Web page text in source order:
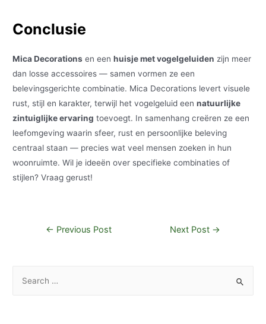
Conclusie
Mica Decorations en eenhuisje met vogelgeluiden zijn meer
dan losse accessoires — samen vormen ze een
belevingsgerichte combinatie. Mica Decorations levert visuele
rust, stijl en karakter, terwijl het vogelgeluid eennatuurlijke
zintuiglijke ervaring toevoegt. In samenhang creëren ze een
leefomgeving waarin sfeer, rust en persoonlijke beleving
centraal staan — precies wat veel mensen zoeken in hun
woonruimte. Wil je ideeën over specifieke combinaties of
stijlen? Vraag gerust!
Post← Previous Post Next Post →